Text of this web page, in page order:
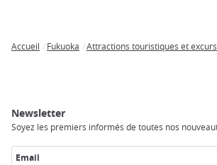
Accueil Fukuoka Attractions touristiques et
Newsletter
Soyez les premiers informés de toutes nos
Email